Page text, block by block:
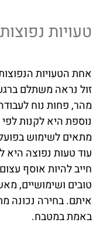
טעויות
אחת הטעויות
זול נראה משתלם
מהר, פחות נוח
נוספת היא לקנות
מתאים לשימוש
עוד טעות נפוצה היא
חייב להיות אוסף
טובים ושימושיים,
איתם. בחירה נכונה
באמת במטבח.